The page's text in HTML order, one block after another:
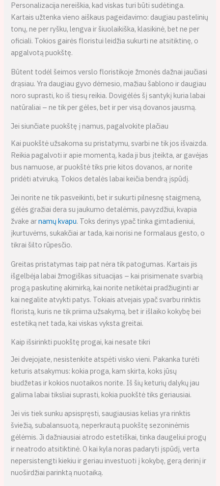
Personalizacija nereiškia, kad viskas turi būti sudėtinga.
Kartais užtenka vieno aiškaus pageidavimo: daugiau pastelinių
tonų, ne per ryšku, lengva ir šiuolaikiška, klasikinė, bet ne per
oficiali. Tokios gairės floristui leidžia sukurti ne atsitiktinę, o
apgalvotą puokštę.
Būtent todėl šeimos verslo floristikoje žmonės dažnai jaučiasi
drąsiau. Yra daugiau gyvo dėmesio, mažiau šablono ir daugiau
noro suprasti, ko iš tiesų reikia. Dovigėlės šį santykį kuria labai
natūraliai – ne tik per gėles, bet ir per visą dovanos jausmą.
Jei siunčiate puokštę į namus, pagalvokite plačiau
Kai puokštė užsakoma su pristatymu, svarbi ne tik jos išvaizda.
Reikia pagalvoti ir apie momentą, kada ji bus įteikta, ar gavėjas
bus namuose, ar puokštė tiks prie kitos dovanos, ar norite
pridėti atviruką. Tokios detalės labai keičia bendrą įspūdį.
Jei norite ne tik pasveikinti, bet ir sukurti pilnesnę staigmeną,
gėlės gražiai dera su jaukumo detalėmis, pavyzdžiui, kvapia
žvake arnamų kvapu. Toks derinys ypač tinka gimtadieniui,
įkurtuvėms, sukakčiai ar tada, kai norisi ne formalaus gesto, o
tikrai šilto rūpesčio.
Greitas pristatymas taip pat nėra tik patogumas. Kartais jis
išgelbėja labai žmogiškas situacijas – kai prisimenate svarbią
progą paskutinę akimirką, kai norite netikėtai pradžiuginti ar
kai negalite atvykti patys. Tokiais atvejais ypač svarbu rinktis
floristą, kuris ne tik priima užsakymą, bet ir išlaiko kokybę bei
estetiką net tada, kai viskas vyksta greitai.
Kaip išsirinkti puokštę progai, kai nesate tikri
Jei dvejojate, nesistenkite atspėti visko vieni. Pakanka turėti
keturis atsakymus: kokia proga, kam skirta, koks jūsų
biudžetas ir kokios nuotaikos norite. Iš šių keturių dalykų jau
galima labai tiksliai suprasti, kokia puokštė tiks geriausiai.
Jei vis tiek sunku apsispręsti, saugiausias kelias yra rinktis
šviežią, subalansuotą, neperkrautą puokštę sezoninėmis
gėlėmis. Ji dažniausiai atrodo estetiškai, tinka daugeliui progų
ir neatrodo atsitiktinė. O kai kyla noras padaryti įspūdį, verta
nepersistengti kiekiu ir geriau investuoti į kokybę, gerą derinį ir
nuoširdžiai parinktą nuotaiką.